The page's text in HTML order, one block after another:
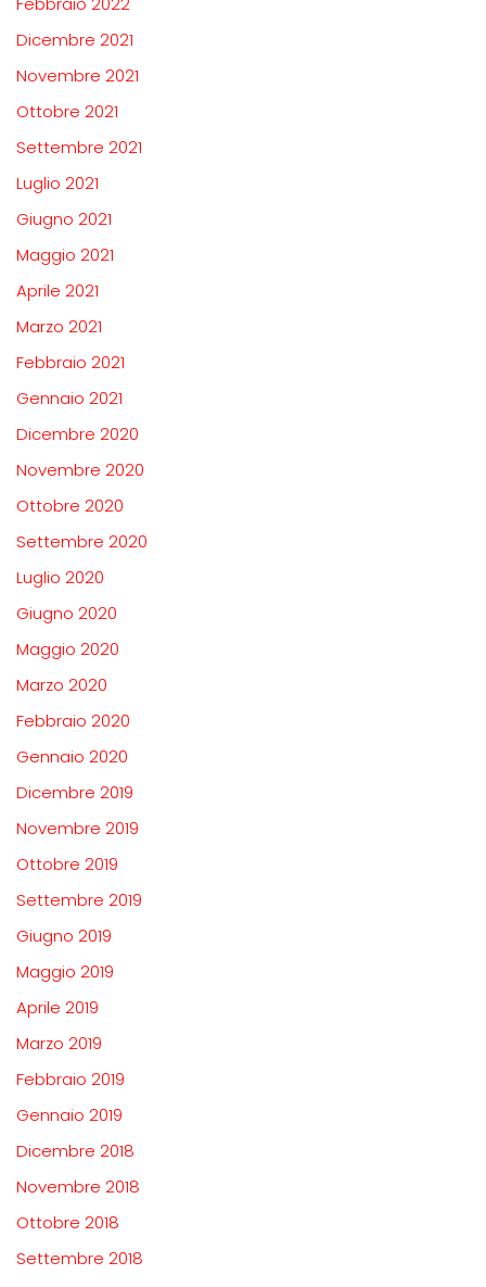
Dicembre 2021
Novembre 2021
Ottobre 2021
Settembre 2021
Luglio 2021
Giugno 2021
Maggio 2021
Aprile 2021
Marzo 2021
Febbraio 2021
Gennaio 2021
Dicembre 2020
Novembre 2020
Ottobre 2020
Settembre 2020
Luglio 2020
Giugno 2020
Maggio 2020
Marzo 2020
Febbraio 2020
Gennaio 2020
Dicembre 2019
Novembre 2019
Ottobre 2019
Settembre 2019
Giugno 2019
Maggio 2019
Aprile 2019
Marzo 2019
Febbraio 2019
Gennaio 2019
Dicembre 2018
Novembre 2018
Ottobre 2018
Settembre 2018